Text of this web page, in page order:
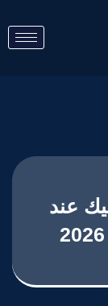
عند